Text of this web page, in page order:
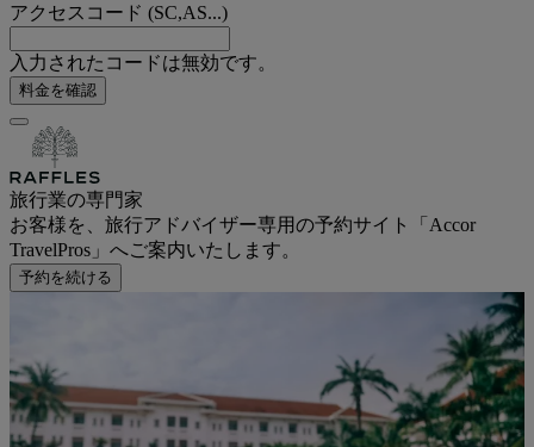
アクセスコード (SC,AS...)
入力されたコードは無効です。
料金を確認
旅行業の専門家
お客様を、旅行アドバイザー専用の予約サイト「Accor
TravelPros」へご案内いたします。
予約を続ける